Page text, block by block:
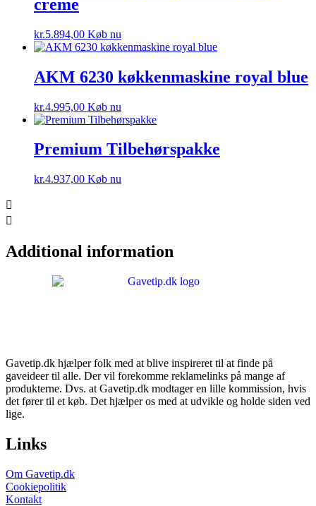
creme
kr.5.894,00 Køb nu
AKM 6230 køkkenmaskine royal blue
kr.4.995,00 Køb nu
Premium Tilbehørspakke
kr.4.937,00 Køb nu
Additional information
Gavetip.dk hjælper folk med at blive inspireret til at finde på
gaveideer til alle. Der vil forekomme reklamelinks på mange af
produkterne. Dvs. at Gavetip.dk modtager en lille kommission, hvis
det fører til et køb. Det hjælper os med at udvikle og holde siden ved
lige.
Links
Om Gavetip.dk
Cookiepolitik
Kontakt